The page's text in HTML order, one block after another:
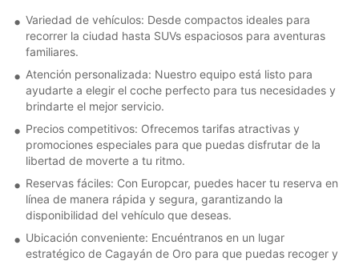
Variedad de vehículos: Desde compactos ideales para
recorrer la ciudad hasta SUVs espaciosos para aventuras
familiares.
Atención personalizada: Nuestro equipo está listo para
ayudarte a elegir el coche perfecto para tus necesidades y
brindarte el mejor servicio.
Precios competitivos: Ofrecemos tarifas atractivas y
promociones especiales para que puedas disfrutar de la
libertad de moverte a tu ritmo.
Reservas fáciles: Con Europcar, puedes hacer tu reserva en
línea de manera rápida y segura, garantizando la
disponibilidad del vehículo que deseas.
Ubicación conveniente: Encuéntranos en un lugar
estratégico de Cagayán de Oro para que puedas recoger y